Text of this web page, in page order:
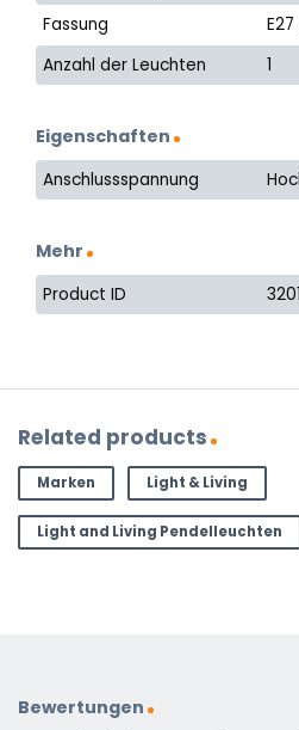
Fassung
Anzahl der Leuchten
1
Eigenschaften
Anschlussspannung
Mehr
Product ID
Related products
Marken Light & Living
Light and Living Pendelleuchten
Bewertungen